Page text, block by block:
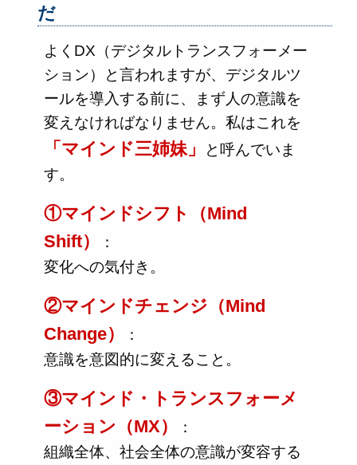
だ
よくDX（デジタルトランスフォーメー
ション）と言われますが、デジタルツ
ールを導入する前に、まず人の意識を
変えなければなりません。私はこれを
「マインド三姉妹」
と呼んでいま
す。
①マインドシフト（Mind
Shift）
：
変化への気付き。
②マインドチェンジ（Mind
Change）
：
意識を意図的に変えること。
③マインド・トランスフォーメ
ーション（MX）
：
組織全体、社会全体の意識が変容する